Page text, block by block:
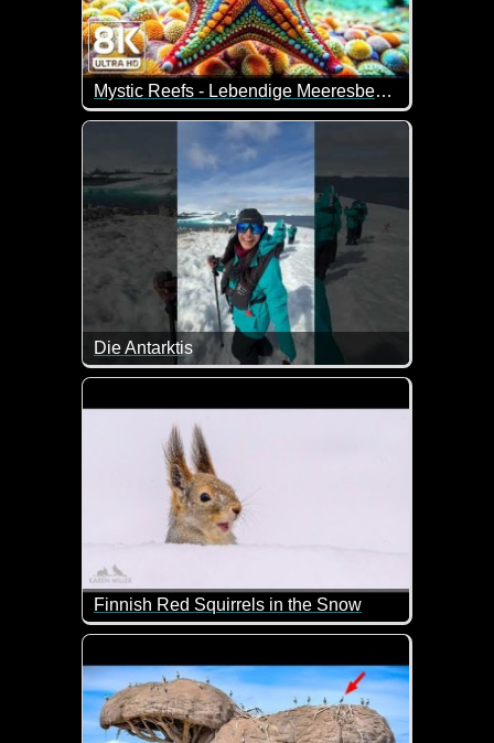
Mystic Reefs - Lebendige Meeresbewohner und beruhigende Meeresgeräusche
Wenn du viel Zeit hast und Lust, dir tolle
Die Antarktis
Tolle Eindrücke mit Pinguinen von der Antarktis.
Finnish Red Squirrels in the Snow
Das sind doch mal nette Eichhörnchen in einer